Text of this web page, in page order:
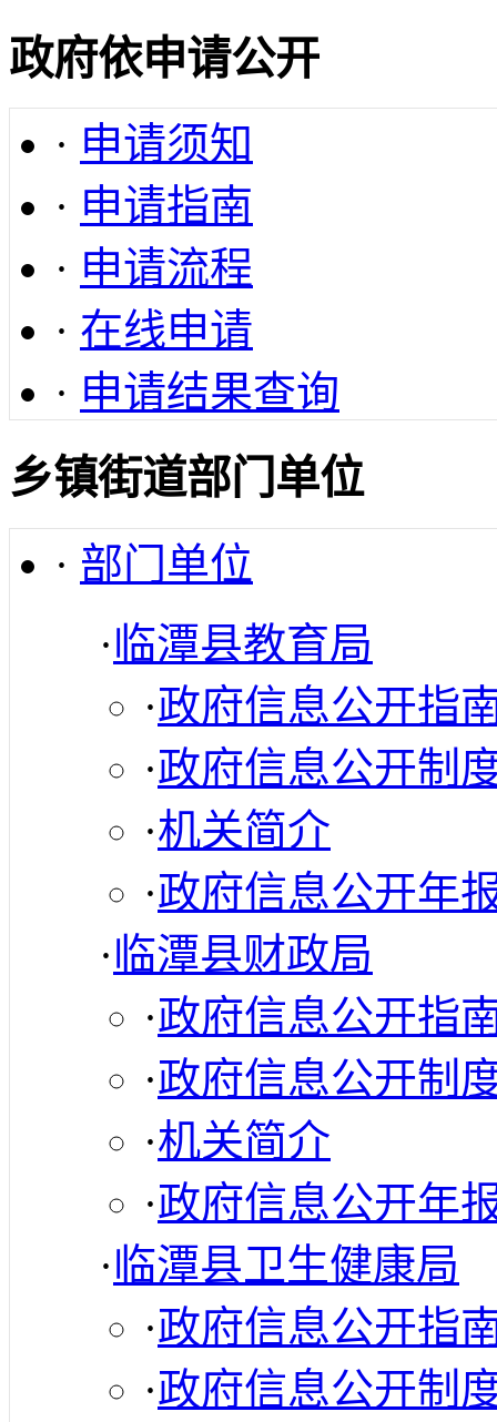
政府依申请公开
· 申请须知
· 申请指南
· 申请流程
· 在线申请
· 申请结果查询
乡镇街道部门单位
· 部门单位
·临潭县教育局
·政府信息公开指
·政府信息公开制
·机关简介
·政府信息公开年
·临潭县财政局
·政府信息公开指
·政府信息公开制
·机关简介
·政府信息公开年
·临潭县卫生健康局
·政府信息公开指
·政府信息公开制